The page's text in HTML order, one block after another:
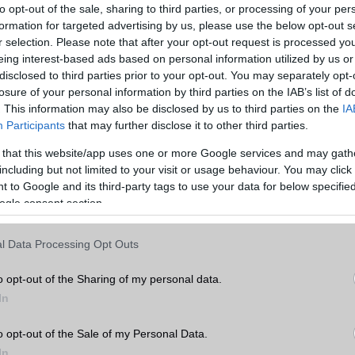
opt-out of the sale, sharing to third parties, or processing of your
for targeted advertising by us, please use the below opt-out
selection. Please note that after your opt-out request is processed
interest-based ads based on personal information utilized by us
to third parties prior to your opt-out. You may separately
of your personal information by third parties on the IAB’s list of
This information may also be disclosed by us to third parties on the
Participants that may further disclose it to other third parties.
that this website/app uses one or more Google services and may
but not limited to your visit or usage behaviour. You may
to Google and its third-party tags to use your data for below
consent section.
Data Processing Opt Outs
opt-out of the Sharing of my personal data.
opt-out of the Sale of my Personal Data.
2010
2011
Sandwich
2011
2012
2013
2014
2015
2016
2017
2018
(belsős név)
2019
Cake (belsős név)
(belsős név)
2021
Cake (belsős név)2023
név)
2025
akinek nagyon köszönjük a munkáját.